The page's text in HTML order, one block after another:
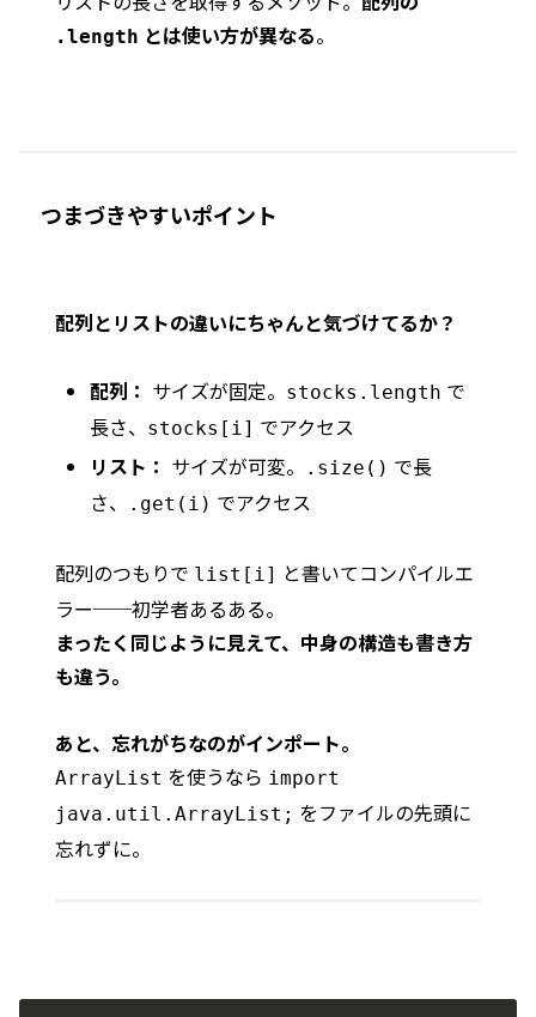
.length とは使い方が異なる。
つまづきやすいポイント
配列とリストの違いにちゃんと気づけてるか？
配列： サイズが固定。 stocks.length で
長さ、
stocks[i] でアクセス
リスト： サイズが可変。 .size() で長
さ、
.get(i) でアクセス
配列のつもりで list[i] と書いてコンパイルエ
ラー──初学者あるある。
まったく同じように見えて、中身の構造も書き方
も違う。
あと、忘れがちなのがインポート。
ArrayList を使うなら import
java.util.ArrayList; をファイルの先頭に
忘れずに。